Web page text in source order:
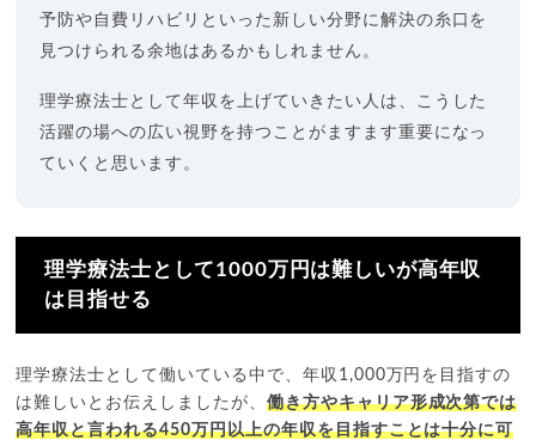
予防や自費リハビリといった新しい分野に解決の糸口を
見つけられる余地はあるかもしれません。
理学療法士として年収を上げていきたい人は、こうした
活躍の場への広い視野を持つことがますます重要になっ
ていくと思います。
理学療法士として1000万円は難しいが高年収
は目指せる
理学療法士として働いている中で、年収1,000万円を目指すの
は難しいとお伝えしましたが、 働き方やキャリア形成次第では
高年収と言われる450万円以上の年収を目指すことは十分に可